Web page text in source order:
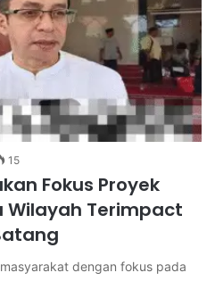
15
Fokus Proyek
Wilayah Terimpact
dengan fokus pada